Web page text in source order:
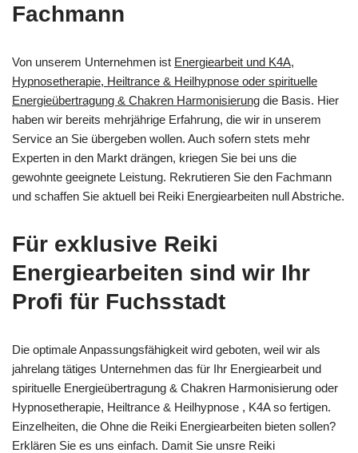
Fachmann
Von unserem Unternehmen ist Energiearbeit und K4A,
Hypnosetherapie, Heiltrance & Heilhypnose oder spirituelle
Energieübertragung & Chakren Harmonisierung die Basis. Hier
haben wir bereits mehrjährige Erfahrung, die wir in unserem
Service an Sie übergeben wollen. Auch sofern stets mehr
Experten in den Markt drängen, kriegen Sie bei uns die
gewohnte geeignete Leistung. Rekrutieren Sie den Fachmann
und schaffen Sie aktuell bei Reiki Energiearbeiten null Abstriche.
Für exklusive Reiki
Energiearbeiten sind wir Ihr
Profi für Fuchsstadt
Die optimale Anpassungsfähigkeit wird geboten, weil wir als
jahrelang tätiges Unternehmen das für Ihr Energiearbeit und
spirituelle Energieübertragung & Chakren Harmonisierung oder
Hypnosetherapie, Heiltrance & Heilhypnose , K4A so fertigen.
Einzelheiten, die Ohne die Reiki Energiearbeiten bieten sollen?
Erklären Sie es uns einfach. Damit Sie unsre Reiki